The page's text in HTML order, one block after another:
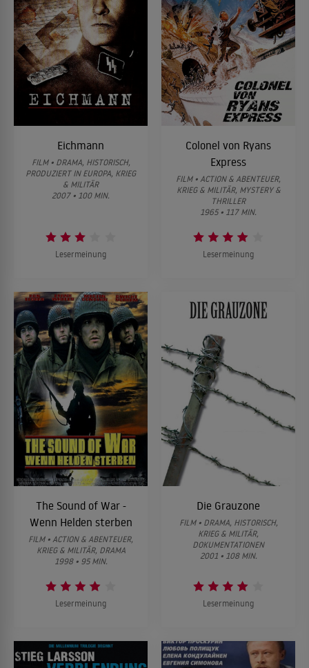
Eichmann
FILM • DRAMA, HISTORISCH,
PRODUZIERT IN EUROPA, KRIEG
& MILITÄR
2007 • 100 MIN.
Lesermeinung
Colonel von Ryans
Express
FILM • ACTION & ABENTEUER,
KRIEG & MILITÄR, MYSTERY &
THRILLER
1965 • 117 MIN.
Lesermeinung
The Sound of War -
Wenn Helden sterben
FILM • ACTION & ABENTEUER,
KRIEG & MILITÄR, DRAMA
1998 • 95 MIN.
Lesermeinung
Die Grauzone
FILM • DRAMA, HISTORISCH,
KRIEG & MILITÄR,
DOKUMENTATIONEN
2001 • 108 MIN.
Lesermeinung